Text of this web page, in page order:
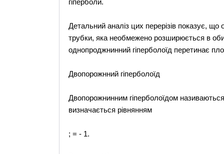
гіперболи.
Детальний аналіз цих перерізів показує,
трубки, яка необмежено розширюється в
однопроджнинний гіперболоїд перетинає
Двопорожнний гіперболоїд
Двопорожнинним гіперболоїдом
визначається рівнянням
; = - 1.